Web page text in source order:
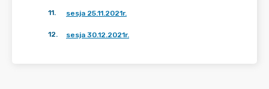
11. sesja 25.11.2021r.
12. sesja 30.12.2021r.